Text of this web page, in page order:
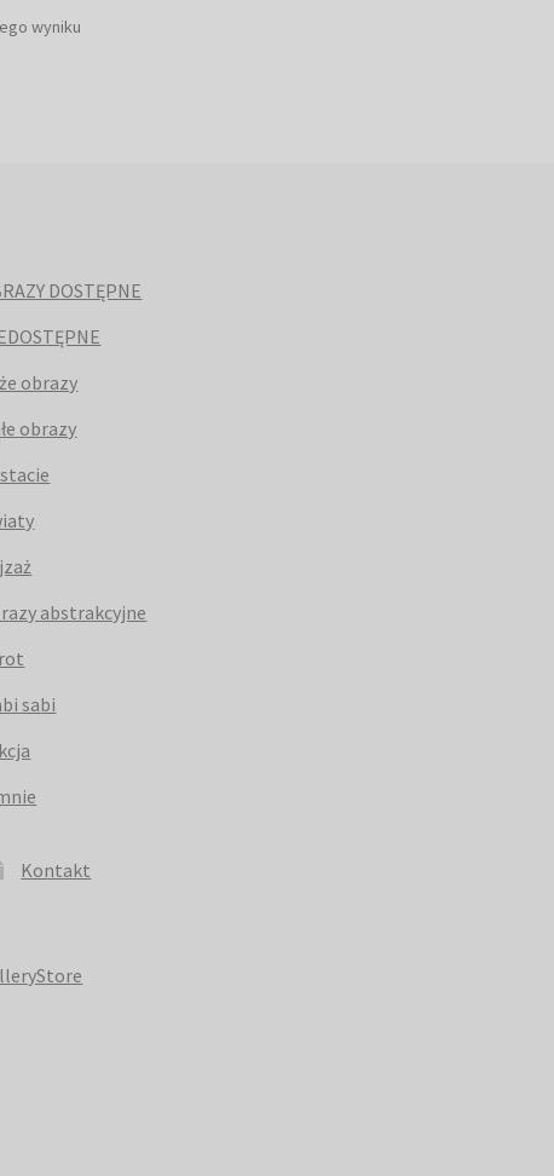
wyniku
DOSTĘPNE
obrazy
obrazy
abstrakcyjne
sabi
Kontakt